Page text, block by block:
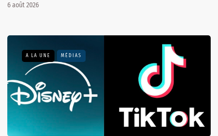
6 août 2026
A LA UNE MÉDIAS